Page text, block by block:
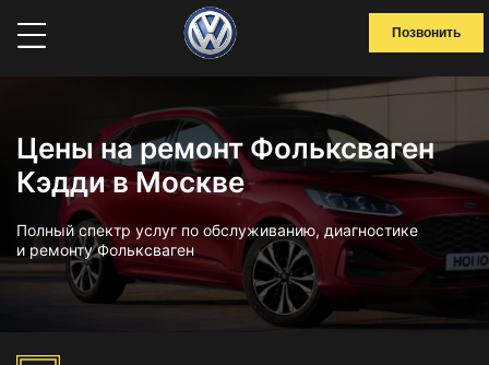
Позвонить
Цены на ремонт Фольксваген
Кэдди в Москве
Полный спектр услуг по обслуживанию, диагностике
и ремонту Фольксваген